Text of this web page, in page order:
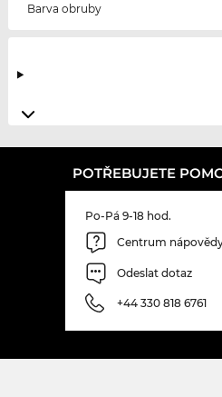
Barva obruby
POTŘEBUJETE
Po-Pá 9-18 hod.
Centrum
Odeslat dotaz
+44 330 818 6761